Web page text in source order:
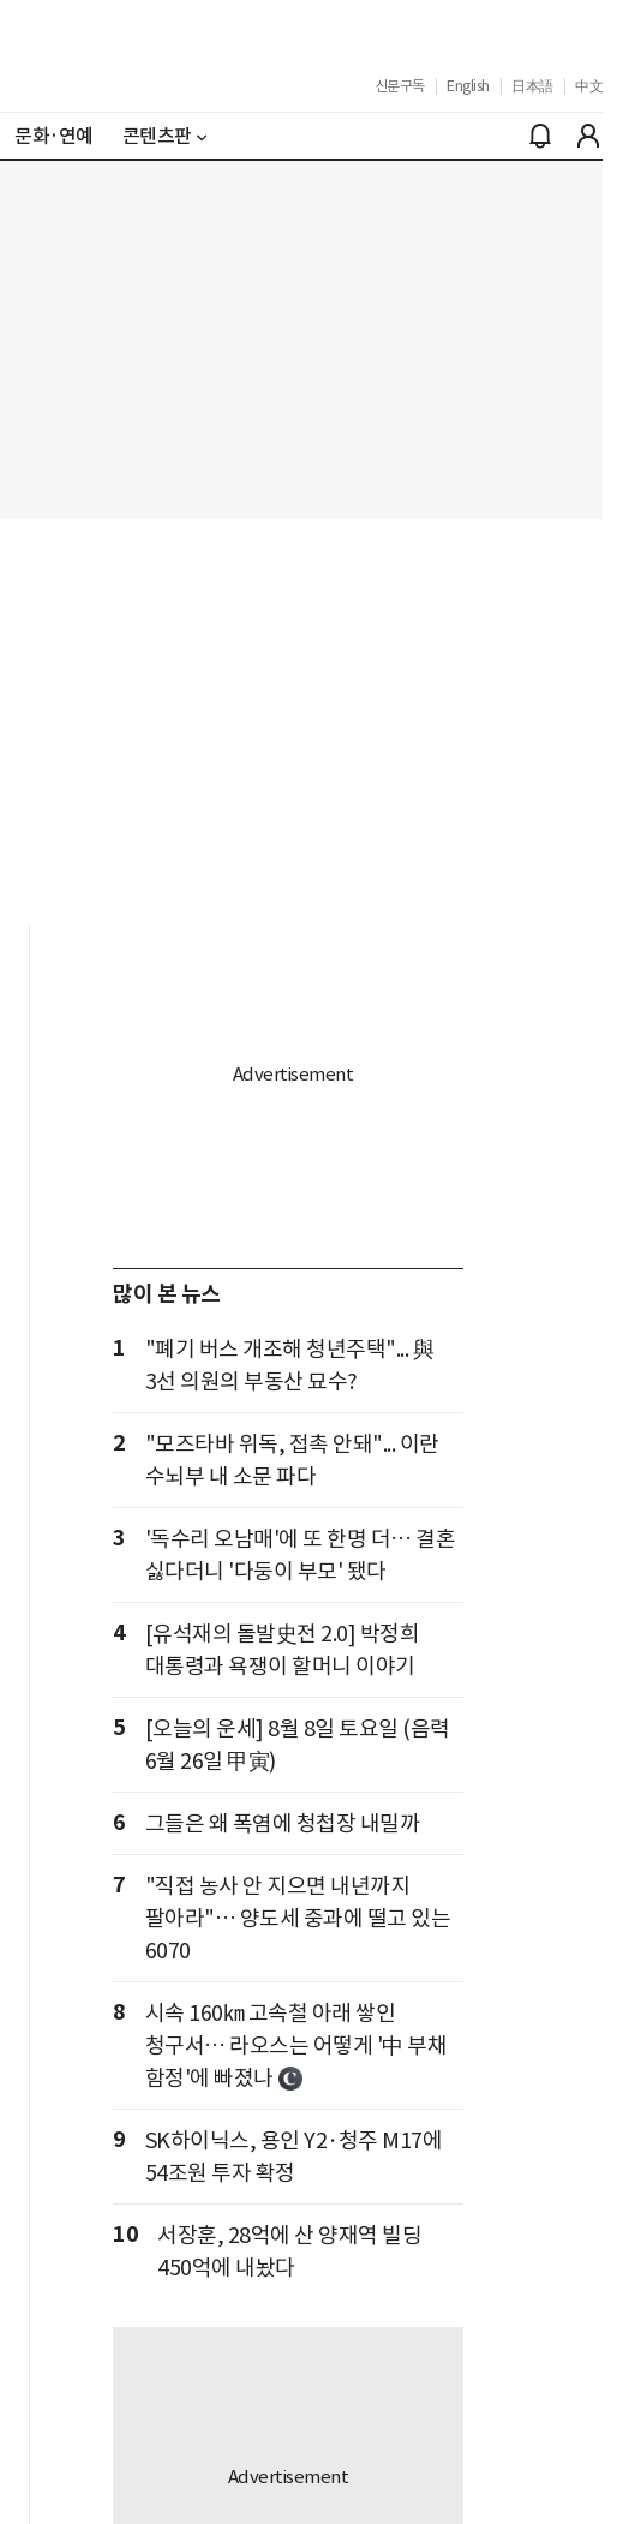
신문구독 English 日本語 中文
문화·연예 콘텐츠판
많이 본 뉴스
1
"폐기 버스 개조해 청년주택"... 與
3선 의원의 부동산 묘수?
2
"모즈타바 위독, 접촉 안돼"... 이란
수뇌부 내 소문 파다
3
'독수리 오남매'에 또 한명 더… 결혼
싫다더니 '다둥이 부모' 됐다
4
[유석재의 돌발史전 2.0] 박정희
대통령과 욕쟁이 할머니 이야기
5
[오늘의 운세] 8월 8일 토요일 (음력
6월 26일 甲寅)
6 그들은 왜 폭염에 청첩장 내밀까
7
"직접 농사 안 지으면 내년까지
팔아라"… 양도세 중과에 떨고 있는
6070
8
시속 160㎞ 고속철 아래 쌓인
청구서… 라오스는 어떻게 '中 부채
함정'에 빠졌나
9
SK하이닉스, 용인 Y2·청주 M17에
54조원 투자 확정
10
서장훈, 28억에 산 양재역 빌딩
450억에 내놨다